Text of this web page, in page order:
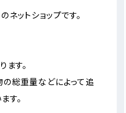
ネットショップです。
ます。
の総重量などによって追
す。